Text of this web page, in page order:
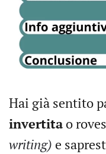
Hai già sentito
invertita o
writing) e